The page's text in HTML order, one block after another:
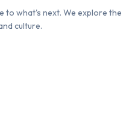
to what's next. We explore the
culture.